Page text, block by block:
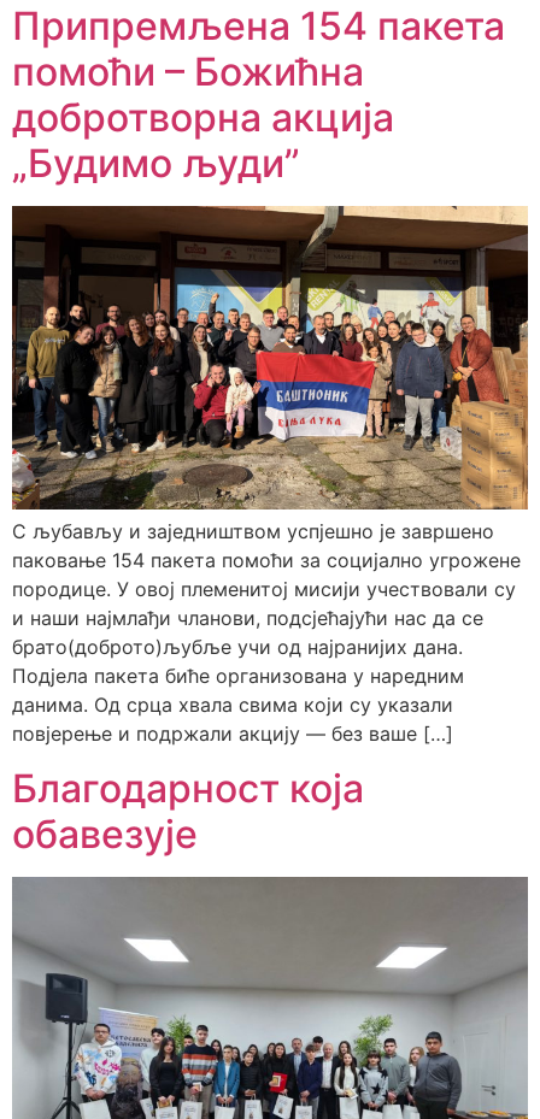
Припремљена 154 пакета
помоћи – Божићна
добротворна акција
„Будимо људи”
С љубављу и заједништвом успјешно је завршено
паковање 154 пакета помоћи за социјално угрожене
породице. У овој племенитој мисији учествовали су
и наши најмлађи чланови, подсјећајући нас да се
брато(доброто)љубље учи од најранијих дана.
Подјела пакета биће организована у наредним
данима. Од срца хвала свима који су указали
повјерење и подржали акцију — без ваше […]
Благодарност која
обавезује